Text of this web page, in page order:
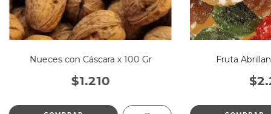
Nueces con Cáscara x 100 Gr
$1.210
Fruta